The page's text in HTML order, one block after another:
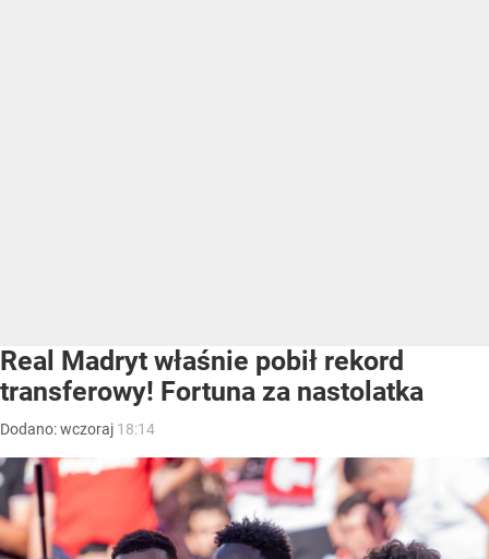
Real Madryt właśnie pobił rekord
transferowy! Fortuna za nastolatka
Dodano:wczoraj 18:14